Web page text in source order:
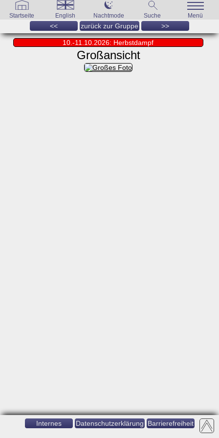
Startseite English Nachtmode Suche Menü
<< zurück zur Gruppe >>
10.-11.10.2026: Herbstdampf
Großansicht
Internes Datenschutzerklärung Barrierefreiheit